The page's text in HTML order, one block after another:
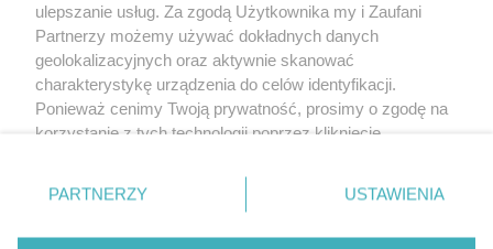
O nas
ulepszanie usług. Za zgodą Użytkownika my i Zaufani
Partnerzy możemy używać dokładnych danych
geolokalizacyjnych oraz aktywnie skanować
charakterystykę urządzenia do celów identyfikacji.
Ponieważ cenimy Twoją prywatność, prosimy o zgodę na
korzystanie z tych technologii poprzez kliknięcie
zmienić/wycofać klikając przycisk ustawień prywatności
znajdujący się w lewym dolnym rogu strony
rodzaje przetwarzania danych nie wymagają zgody
PARTNERZY USTAWIENIA